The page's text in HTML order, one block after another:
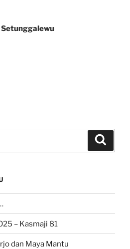
– Kasmaji 81
dan Maya Mantu